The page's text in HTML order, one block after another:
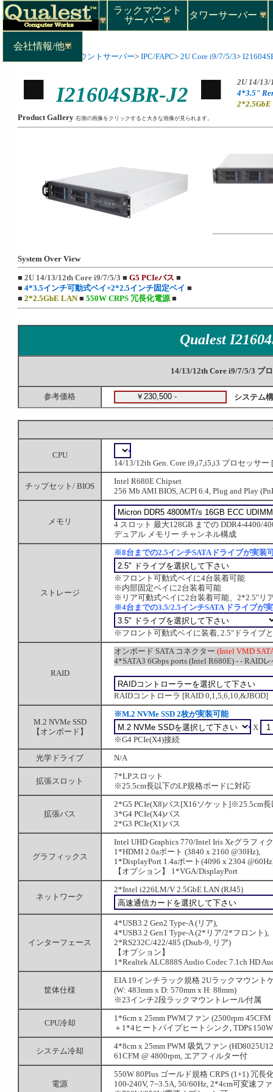
ラックマウント
サーバー
タワーサーバー
会社情報/他
ラックマウントサーバー> IPC/FAPC> 2U Core i9/7/5/3>
I21604SBR-J2
2U 14/
4*3.5"
2*2.5GbE
Product Gallery 右側の画像をクリックすると大きな画像が見られます。
System Over View
■2U 14/13/12th Core i9/7/5/3 ■ G5 PCIeバス ■
■ 4*3.5インチ可動式ベイ+2*2.5インチ固定ベイ ■
■2*2.5GbE LAN■550W CRPS 冗長化電源■
Qualest
14/13/12th Core i9/7/5/3 プ
参考価格 システム
CPU
14/13/12th Gen. Core i9,i7,i5,i3 プロセッサ
チップセット/ BIOS
Intel R680E Chipset
256 Mb AMI BIOS, ACPI 6.4, Plug and Play
メモリ
4 スロット 最大128GB までの DDR4-4400/
デュアル メモリー チャンネル構成
ストレージ
※8台までの2.5インチSATAドライブが実装
※フロント可動式ベイに4台装着可能
※内部固定ベイに2台装着可能
※リア可動式ベイに2台装着可能、2*2.5"リ
※4台までの3.5/2.5インチSATA ドライブが
※フロント可動式ベイに装着, 2.5"ドライブ
RAID
オンボード SATA コネクター (Intel VMD
4*SATA3 6Gbps ports (Intel R680E) - - RAID
RAIDコントローラ [RAID 0,1,5,6,10,&JBOD]
M.2 NVMe SSD
【オンボード】
※M.2 NVMe SSD 2枚が実装可能
X
※G4 PCIe(X4)接続
光学ドライブ
N/A
拡張スロット
7*LPスロット
※25.5cm長以下のLP規格ボードに対応
拡張バス
2*G5 PCIe(X8)バス[X16ソケット]※25.5cm
3*G4 PCIe(X4)バス
2*G3 PCIe(X1)バス
グラフィックス
Intel UHD Graphics 770/Intel Iris Xeグラフィ
1*HDMI 2.0aポート (3840 x 2160 @30Hz),
1*DisplayPort 1.4aポート(4096 x 2304
【オプション】 1*VGA/DisplayPort
ネットワーク
2*Intel i226LM/V 2.5GbE LAN (RJ45)
インターフェース
4*USB3.2 Gen2 Type-A (リア),
4*USB3.2 Gen1 Type-A (2*リア/2*フロント),
2*RS232C/422/485 (Dsub-9, リア)
【オプション】
1*Realtek ALC888S Audio Codec 7.1ch HD
筐体仕様
EIA 19インチラック規格 2Uラックマウント
(W: 483mm x D: 570mm x H: 88mm)
※23インチ2段ラックマウントレール付属
CPU冷却
1*6cm x 25mm PWMファン (2500rpm
＋1*4ヒートパイプヒートシンク, TDP≦150W
システム冷却
4*8cm x 25mm PWM 吸気ファン
61CFM @ 4800rpm, エアフィルター付
電源
550W 80Plus ゴールド規格 CRPS (1+1) 冗長
100-240V, 7~3.5A, 50/60Hz, 2*4cm可変速フ